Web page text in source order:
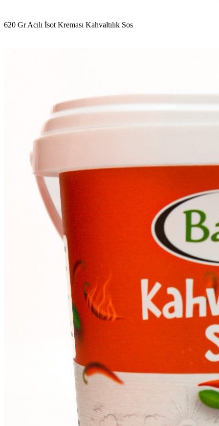
620 Gr Acılı İsot Kreması Kahvaltılık Sos